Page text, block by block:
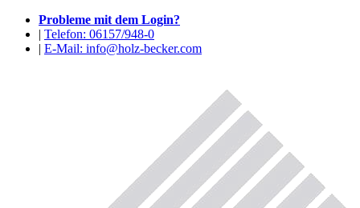
Probleme mit dem Login?
| Telefon: 06157/948-0
| E-Mail: info@holz-becker.com